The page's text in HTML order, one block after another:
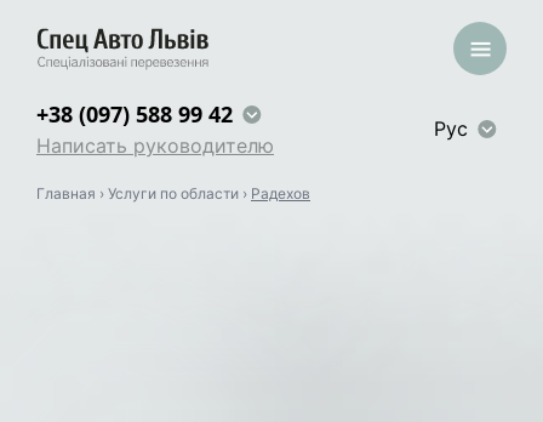
+38 (097) 588 99 42
Написать руководителю
Рус
Главная › Услуги по области › Радехов